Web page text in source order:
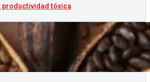
productividad tóxica